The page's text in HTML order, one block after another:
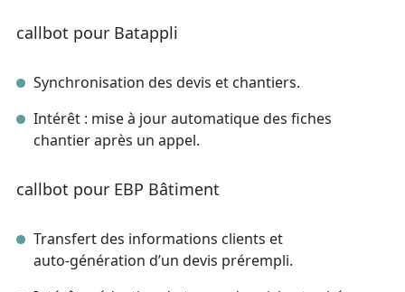
callbot pour Batappli
Synchronisation des devis et chantiers.
Intérêt : mise à jour automatique des fiches
chantier après un appel.
callbot pour EBP Bâtiment
Transfert des informations clients et
auto‑génération d’un devis prérempli.